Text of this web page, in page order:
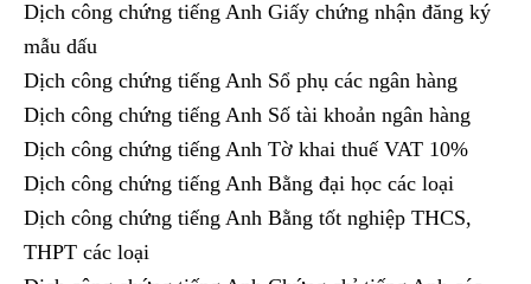
Dịch công chứng tiếng Anh Giấy chứng nhận đăng ký
mẫu dấu
Dịch công chứng tiếng Anh Sổ phụ các ngân hàng
Dịch công chứng tiếng Anh Số tài khoản ngân hàng
Dịch công chứng tiếng Anh Tờ khai thuế VAT 10%
Dịch công chứng tiếng Anh Bằng đại học các loại
Dịch công chứng tiếng Anh Bằng tốt nghiệp THCS,
THPT các loại